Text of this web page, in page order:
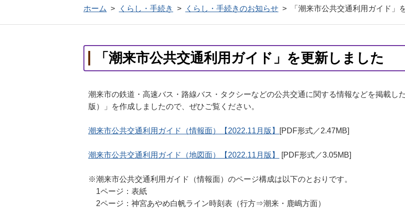
ホーム > くらし・手続き > くらし・手続きのお知らせ > 「潮来市公共交通利用ガイド」
「潮来市公共交通利用ガイド」を更新しました
潮来市の鉄道・高速バス・路線バス・タクシーなどの公共交通に関する情報などを掲載し
版）」を作成しましたので、ぜひご覧ください。
潮来市公共交通利用ガイド（情報面）【2022.11月版】 [PDF形式／2.47MB]
潮来市公共交通利用ガイド（地図面）【2022.11月版】 [PDF形式／3.05MB]
※潮来市公共交通利用ガイド（情報面）のページ構成は以下のとおりです。
1ページ：表紙
2ページ：神宮あやめ白帆ライン時刻表（行方⇒潮来・鹿嶋方面）